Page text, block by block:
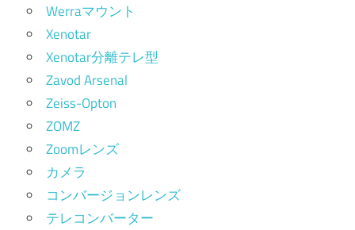
Werraマウント
Xenotar
Xenotar分離テレ型
Zavod Arsenal
Zeiss-Opton
ZOMZ
Zoomレンズ
カメラ
コンバージョンレンズ
テレコンバーター